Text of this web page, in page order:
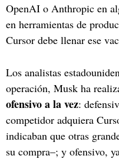
OpenAI o Anthropic en
en herramientas de
Cursor debe llenar ese
Los analistas
operación, Musk ha
ofensivo a la vez:
competidor adquiera
indicaban que otras
su compra–; y ofensivo,